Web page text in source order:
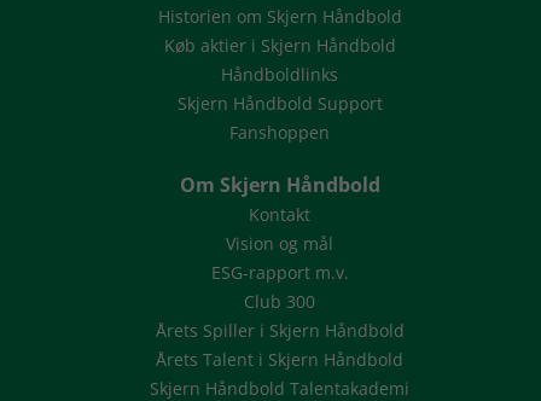
Historien om Skjern Håndbold
Køb aktier i Skjern Håndbold
Håndboldlinks
Skjern Håndbold Support
Fanshoppen
Om Skjern Håndbold
Kontakt
Vision og mål
ESG-rapport m.v.
Club 300
Årets Spiller i Skjern Håndbold
Årets Talent i Skjern Håndbold
Skjern Håndbold Talentakademi